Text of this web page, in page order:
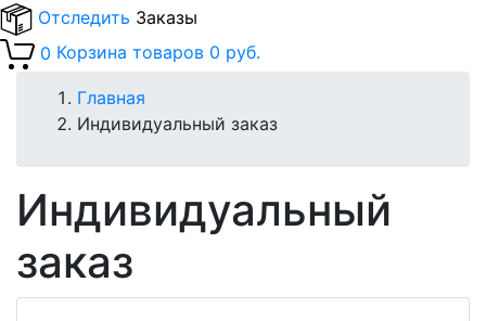
Отследить Заказы
0 Корзина товаров 0 руб.
Главная
Индивидуальный заказ
Индивидуальный
заказ